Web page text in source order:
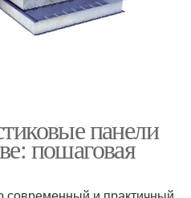
панели
пошаговая